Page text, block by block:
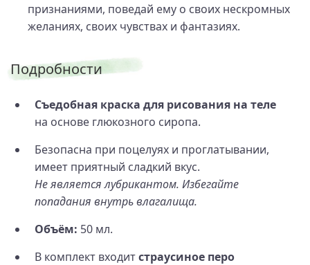
признаниями, поведай ему о своих нескромных
желаниях, своих чувствах и фантазиях.
Подробности
Съедобная краска для рисования на теле
на основе глюкозного сиропа.
Безопасна при поцелуях и проглатывании,
имеет приятный сладкий вкус.
Не является лубрикантом. Избегайте
попадания внутрь влагалища.
Объём: 50 мл.
В комплект входитстраусиное перо